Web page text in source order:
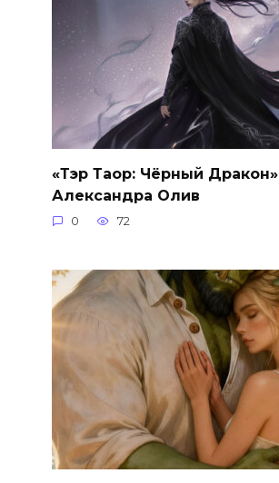
«Тэр Таор: Чёрный Дракон»
Александра Олив
0 72